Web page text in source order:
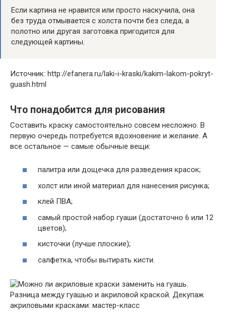
Если картина не нравится или просто наскучила, она
без труда отмывается с холста почти без следа, а
полотно или другая заготовка пригодится для
следующей картины.
Источник: http://efanera.ru/laki-i-kraski/kakim-lakom-pokryt-
guash.html
Что понадобится для рисования
Составить краску самостоятельно совсем несложно. В
первую очередь потребуется вдохновение и желание. А
все остальное — самые обычные вещи:
палитра или дощечка для разведения красок;
холст или иной материал для нанесения рисунка;
клей ПВА;
самый простой набор гуаши (достаточно 6 или 12
цветов);
кисточки (лучше плоские);
салфетка, чтобы вытирать кисти.